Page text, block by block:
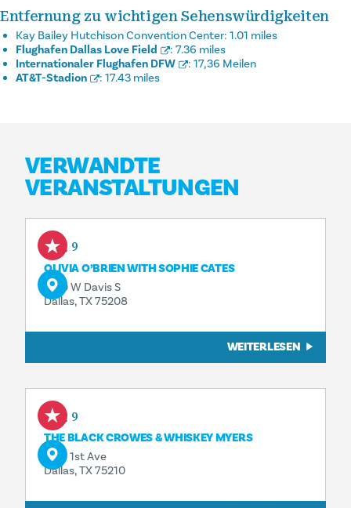
Entfernung zu wichtigen Sehenswürdigkeiten
Kay Bailey Hutchison Convention Center: 1.01 miles
Flughafen Dallas Love Field
: 7.36 miles
Internationaler Flughafen DFW
: 17,36 Meilen
AT&T-Stadion
: 17.43 miles
VERWANDTE
VERANSTALTUNGEN
Aug 9
OLIVIA O’BRIEN WITH SOPHIE CATES
1230 W Davis S
Dallas, TX 75208
WEITERLESEN
Aug 9
THE BLACK CROWES & WHISKEY MYERS
1818 1st Ave
Dallas, TX 75210